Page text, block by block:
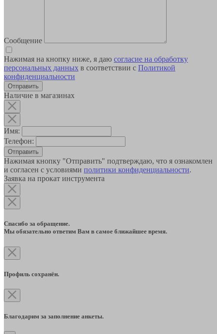
Сообщение
Нажимая на кнопку ниже, я даю согласие на обработку
персональных данных в соответствии с Политикой
конфиденциальности
Наличие в магазинах
Имя:
Телефон:
Отправить
Нажимая кнопку "Отправить" подтверждаю, что я ознакомлен
и согласен с условиями политики конфиденциальности.
Заявка на прокат инструмента
Спасибо за обращение.
Мы обязательно ответим Вам в самое ближайшее время.
Профиль сохранён.
Благодарим за заполнение анкеты.